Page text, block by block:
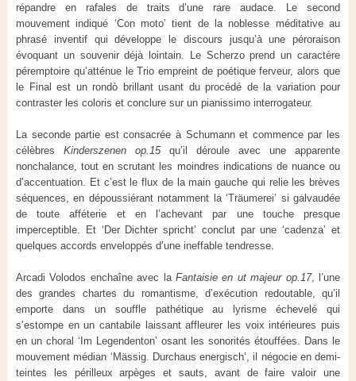
répandre en rafales de traits d’une rare audace. Le second
mouvement indiqué ‘Con moto’ tient de la noblesse méditative au
phrasé inventif qui développe le discours jusqu’à une péroraison
évoquant un souvenir déjà lointain. Le Scherzo prend un caractère
péremptoire qu’atténue le Trio empreint de poétique ferveur, alors que
le Final est un rondò brillant usant du procédé de la variation pour
contraster les coloris et conclure sur un pianissimo interrogateur.
La seconde partie est consacrée à Schumann et commence par les
célèbres Kinderszenen op.15qu’il déroule avec une apparente
nonchalance, tout en scrutant les moindres indications de nuance ou
d’accentuation. Et c’est le flux de la main gauche qui relie les brèves
séquences, en dépoussiérant notamment la ‘Träumerei’ si galvaudée
de toute afféterie et en l’achevant par une touche presque
imperceptible. Et ‘Der Dichter spricht’ conclut par une ‘cadenza’ et
quelques accords enveloppés d’une ineffable tendresse.
Arcadi Volodos enchaîne avec la Fantaisie en ut majeur op.17, l’une
des grandes chartes du romantisme, d’exécution redoutable, qu’il
emporte dans un souffle pathétique au lyrisme échevelé qui
s’estompe en un cantabile laissant affleurer les voix intérieures puis
en un choral ‘Im Legendenton’ osant les sonorités étouffées. Dans le
mouvement médian ‘Mässig. Durchaus energisch’, il négocie en demi-
teintes les périlleux arpèges et sauts, avant de faire valoir une